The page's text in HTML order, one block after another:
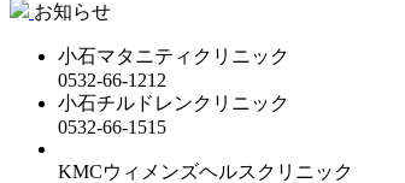
お知らせ
小石マタニティクリニック
0532-66-1212
小石チルドレンクリニック
0532-66-1515
KMCウィメンズヘルスクリニック